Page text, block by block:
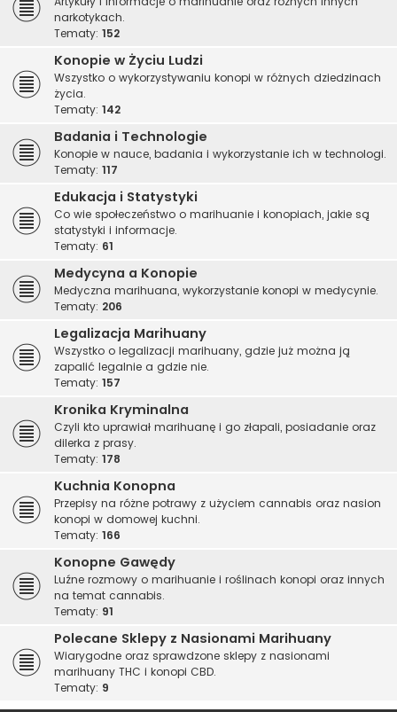
narkotykach.
Tematy: 152
Konopie w Życiu Ludzi
Wszystko o wykorzystywaniu konopi w różnych dziedzinach
życia.
Tematy: 142
Badania i Technologie
Konopie w nauce, badania i wykorzystanie ich w technologi.
Tematy: 117
Edukacja i Statystyki
Co wie społeczeństwo o marihuanie i konopiach, jakie są
statystyki i informacje.
Tematy: 61
Medycyna a Konopie
Medyczna marihuana, wykorzystanie konopi w medycynie.
Tematy: 206
Legalizacja Marihuany
Wszystko o legalizacji marihuany, gdzie już można ją
zapalić legalnie a gdzie nie.
Tematy: 157
Kronika Kryminalna
Czyli kto uprawiał marihuanę i go złapali, posiadanie oraz
dilerka z prasy.
Tematy: 178
Kuchnia Konopna
Przepisy na różne potrawy z użyciem cannabis oraz nasion
konopi w domowej kuchni.
Tematy: 166
Konopne Gawędy
Luźne rozmowy o marihuanie i roślinach konopi oraz innych
na temat cannabis.
Tematy: 91
Polecane Sklepy z Nasionami Marihuany
Wiarygodne oraz sprawdzone sklepy z nasionami
marihuany THC i konopi CBD.
Tematy: 9